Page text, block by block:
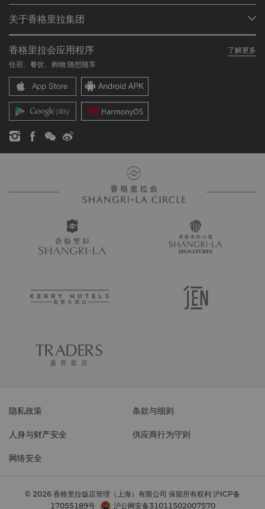
餐厅与酒吧
加入香格里拉会
常见问题
联络我们
关于香格里拉集团
我们的酒店品牌
香格里拉中心
香格里拉公寓
联系方式
职业发展
企业社会责任
新闻稿
香格里拉会应用程序
了解更多
住宿、餐饮、购物 随想随享
隐私政策 条款与细则
人身与财产安全 供应商行为守则
网络安全
© 2026 香格里拉饭店管理（上海）有限公司 保留所有权利 沪ICP备
17055189号
沪公网安备31011502007570